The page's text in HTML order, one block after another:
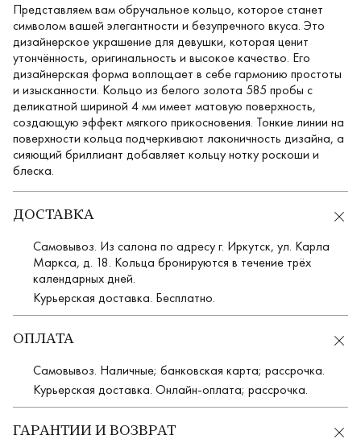
Представляем вам обручальное кольцо, которое станет
символом вашей элегантности и безупречного вкуса. Это
дизайнерское украшение для девушки, которая ценит
утончённость, оригинальность и высокое качество. Его
дизайнерская форма воплощает в себе гармонию простоты
и изысканности. Кольцо из белого золота 585 пробы с
деликатной шириной 4 мм имеет матовую поверхность,
создающую эффект мягкого прикосновения. Тонкие линии на
поверхности кольца подчеркивают лаконичность дизайна, а
сияющий бриллиант добавляет кольцу нотку роскоши и
блеска.
ДОСТАВКА
Самовывоз. Из салона по адресу г. Иркутск, ул. Карла
Маркса, д. 18. Кольца бронируются в течение трёх
календарных дней.
Курьерская доставка. Бесплатно.
ОПЛАТА
Самовывоз. Наличные; банковская карта; рассрочка.
Курьерская доставка. Онлайн-оплата; рассрочка.
ГАРАНТИИ И ВОЗВРАТ